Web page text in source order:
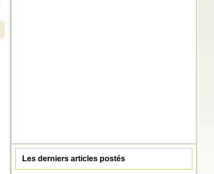
Les derniers articles postés